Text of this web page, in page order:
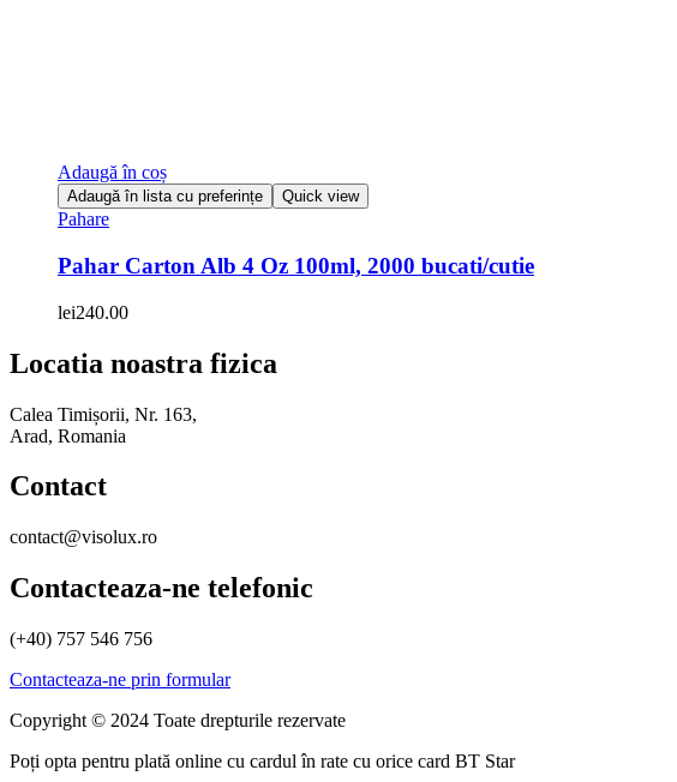
Adaugă în coș
Adaugă în lista cu preferințe Quick view
Pahare
Pahar Carton Alb 4 Oz 100ml, 2000 bucati/cutie
lei240.00
Locatia noastra fizica
Calea Timișorii, Nr. 163,
Arad, Romania
Contact
contact@visolux.ro
Contacteaza-ne telefonic
(+40) 757 546 756
Contacteaza-ne prin formular
Copyright © 2024 Toate drepturile rezervate
Poți opta pentru plată online cu cardul în rate cu orice card BT Star